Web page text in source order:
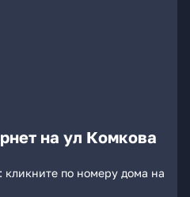
на ул Комкова
кликните по номеру дома на